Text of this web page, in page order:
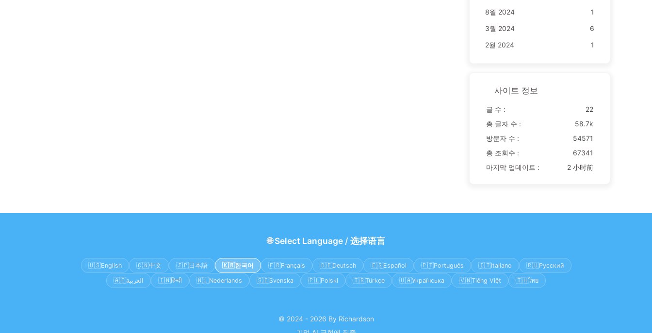
8월 2024
1
3월 2024
6
2월 2024
1
사이트 정보
글 수 :
22
총 글자 수 :
58.7k
방문자 수 :
54571
총 조회수 :
67341
마지막 업데이트 :
2 小时前
🌐Select Language/ 选择语言
🇺🇸English 🇨🇳中文 🇯🇵日本語 🇰🇷한국어 🇫🇷Français 🇩🇪Deutsch 🇪🇸Español 🇵🇹Português 🇮🇹Italiano 🇷🇺Русский
🇦🇪العربية 🇮🇳हिन्दी 🇳🇱Nederlands 🇸🇪Svenska 🇵🇱Polski 🇹🇷Türkçe 🇺🇦Українська 🇻🇳Tiếng Việt 🇹🇭ไทย
© 2024 - 2026 By Richardson